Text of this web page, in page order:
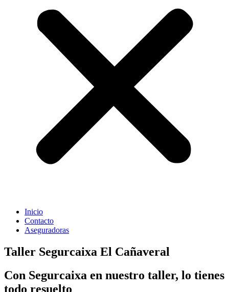
Inicio
Contacto
Aseguradoras
Taller Segurcaixa El Cañaveral
Con Segurcaixa en nuestro taller, lo tienes
todo resuelto